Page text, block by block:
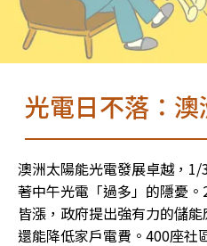
光電日不落：
澳洲太陽能光電發展卓越，
著中午光電「過多」的隱憂
皆漲，政府提出強有力的儲
還能降低家戶電費。400座社